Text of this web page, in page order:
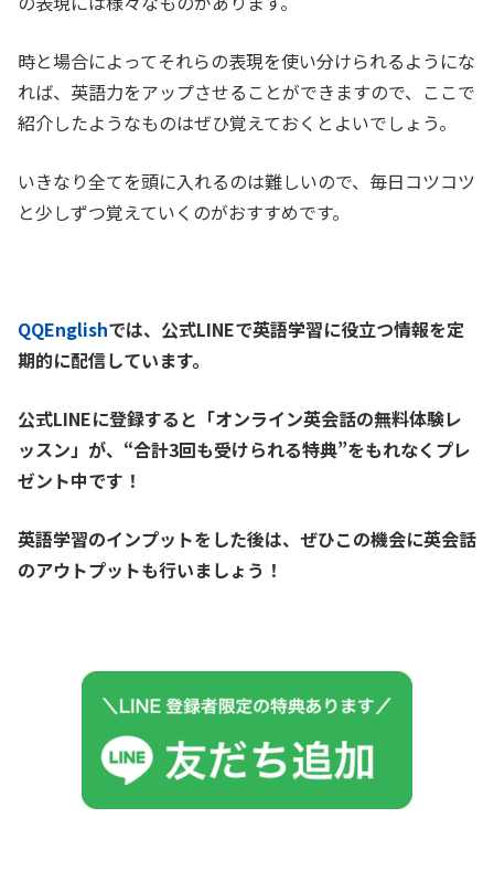
時と場合によってそれらの表現を使い分けられるようにな
れば、英語力をアップさせることができますので、ここで
紹介したようなものはぜひ覚えておくとよいでしょう。
いきなり全てを頭に入れるのは難しいので、毎日コツコツ
と少しずつ覚えていくのがおすすめです。
QQEnglishでは、公式LINEで英語学習に役立つ情報を定
期的に配信しています。
公式LINEに登録すると「オンライン英会話の無料体験レ
ッスン」が、 “合計3回も受けられる特典”をもれなくプレ
ゼント中です！
英語学習のインプットをした後は、ぜひこの機会に英会話
のアウトプットも行いましょう！